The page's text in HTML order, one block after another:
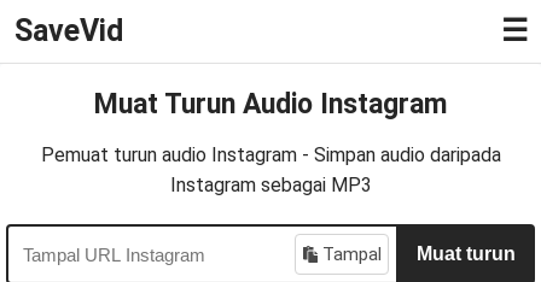
SaveVid ☰
Muat Turun Audio Instagram
Pemuat turun audio Instagram - Simpan audio daripada
Instagram sebagai MP3
Tampal Muat turun